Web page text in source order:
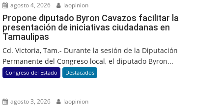
agosto 4, 2026 laopinion
Propone diputado Byron Cavazos facilitar la
presentación de iniciativas ciudadanas en
Tamaulipas
Cd. Victoria, Tam.- Durante la sesión de la Diputación
Permanente del Congreso local, el diputado Byron...
Congreso del Estado Destacados
agosto 3, 2026 laopinion